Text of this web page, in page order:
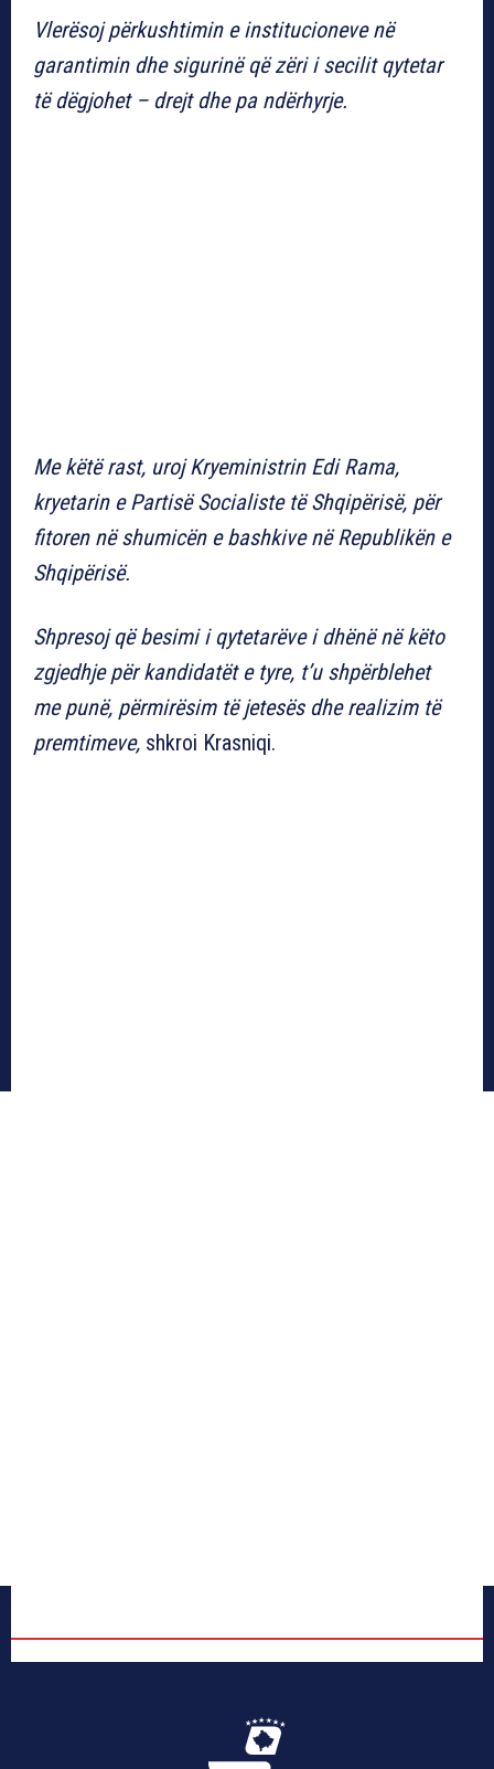
Vlerësoj përkushtimin e institucioneve në
garantimin dhe sigurinë që zëri i secilit qytetar
të dëgjohet – drejt dhe pa ndërhyrje.
Me këtë rast, uroj Kryeministrin Edi Rama,
kryetarin e Partisë Socialiste të Shqipërisë, për
fitoren në shumicën e bashkive në Republikën e
Shqipërisë.
Shpresoj që besimi i qytetarëve i dhënë në këto
zgjedhje për kandidatët e tyre, t’u shpërblehet
me punë, përmirësim të jetesës dhe realizim të
premtimeve, shkroi Krasniqi.